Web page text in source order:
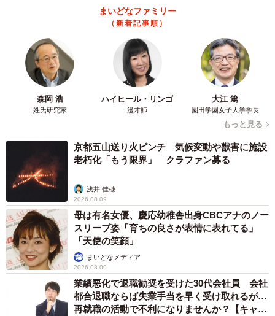
まいどなファミリー
（新着記事順）
森岡 浩
姓氏研究家
ハイヒール・リンゴ
漫才師
大江 篤
園田学園女子大学学長
もっと見る
京都五山送り火ピンチ 気候変動や獣害に施設
老朽化「もう限界」 クラファン募る
浅井 佳穂
2026.08.09
母は有名女優、慶応幼稚舎出身CBCアナのノー
スリーブ姿「育ちの良さが表情に表れてる」
「天使の笑顔」
まいどなメディア
2026.08.09
業績悪化で退職勧奨を受けた30代会社員 会社
都合退職ならば失業手当を早く受け取れるが…
再就職の活動で不利になりませんか？【キャリ